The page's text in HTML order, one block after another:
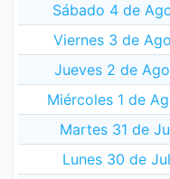
Sábado 4 de
Viernes 3 de
Jueves 2 de
Miércoles 1 de
Martes 31 de
Lunes 30 de